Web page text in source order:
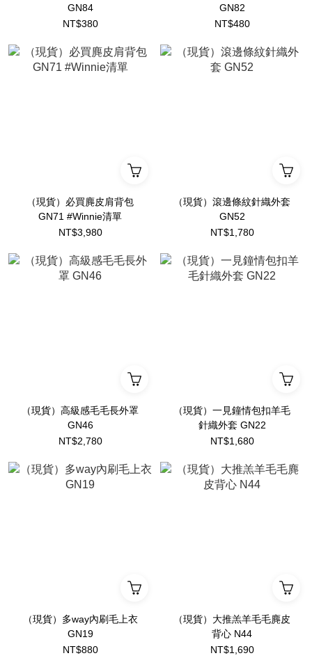
GN84
NT$380
GN82
NT$480
（現貨）必買麂皮肩背包
GN71 #Winnie清單
NT$3,980
（現貨）滾邊條紋針織外套
GN52
NT$1,780
（現貨）高級感毛毛長外罩
GN46
NT$2,780
（現貨）一見鐘情包扣羊毛
針織外套 GN22
NT$1,680
（現貨）多way內刷毛上衣
GN19
NT$880
（現貨）大推羔羊毛毛麂皮
背心 N44
NT$1,690